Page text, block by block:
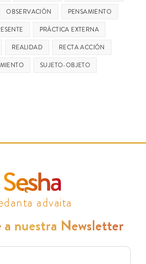
OBSERVACIÓN
PENSAMIENTO
PRÁCTICA EXTERNA
REALIDAD
RECTA ACCIÓN
SUJETO-OBJETO
advaita
a nuestra Newsletter